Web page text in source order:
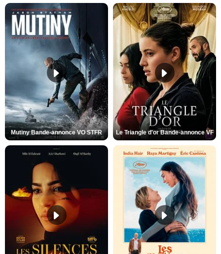
Mutiny Bande-annonce VO STFR Le Triangle d'or Bande-annonce VF